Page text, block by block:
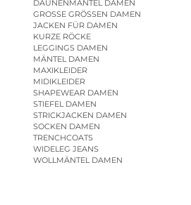
DAUNENMÄNTEL DAMEN
GROSSE GRÖSSEN DAMEN
JACKEN FÜR DAMEN
KURZE RÖCKE
LEGGINGS DAMEN
MÄNTEL DAMEN
MAXIKLEIDER
MIDIKLEIDER
SHAPEWEAR DAMEN
STIEFEL DAMEN
STRICKJACKEN DAMEN
SOCKEN DAMEN
TRENCHCOATS
WIDELEG JEANS
WOLLMÄNTEL DAMEN